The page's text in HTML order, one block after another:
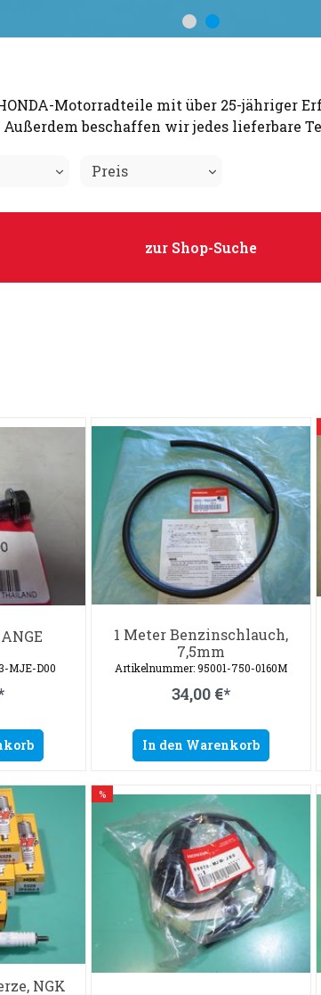
Motorradteile mit über 25-jähriger
beschaffen wir jedes lieferbare
Preis
zur Shop-Suche
MJE-D00
1 Meter Benzinschlauch,
7,5mm
Artikelnummer: 95001-750-0160M
34,00 €*
In den Warenkorb
NGK
%